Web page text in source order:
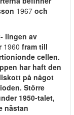
1967 och
lingen av
1960 fram till
cellen.
har haft den
på något
Större
1950-talet,
nästan